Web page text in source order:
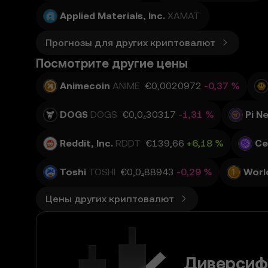
Applied Materials, Inc. XAMAT
Прогнозы для других криптовалют
Посмотрите другие цены
Animecoin ANIME €0,0020972 -0,37 %
DOGS DOGS €0,0₄30317 -1,31 % Pi
Reddit, Inc. RDDT €139,66 +6,18 %
Toshi TOSHI €0,0₄88943 -0,29 %
Цены других криптовалют
2. Определения
указано в Условиях
Условий.
3. Функции
гарантий.
3.2. Функции
• агрегированные
• аналитические
визуализации
• уведомления и
на них не следует
• соблюдать все